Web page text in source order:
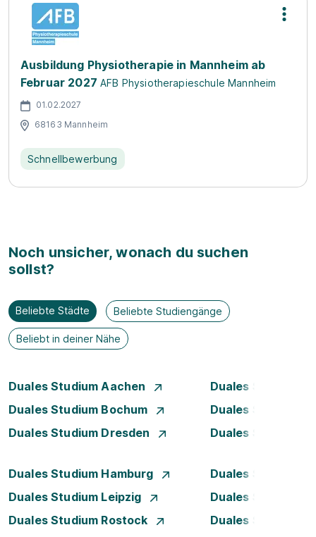
Ausbildung Physiotherapie in Mannheim ab
Februar 2027 AFB Physiotherapieschule Mannheim
01.02.2027
68163 Mannheim
Schnellbewerbung
Noch unsicher, wonach du suchen
sollst?
Beliebte Städte Beliebte Studiengänge
Beliebt in deiner Nähe
Duales Studium Aachen
Duales Studium
Duales Studium Bochum
Duales Studium
Duales Studium Dresden
Duales Studium
Duales Studium Hamburg
Duales Studium
Duales Studium Leipzig
Duales Studium
Duales Studium Rostock
Duales Studium